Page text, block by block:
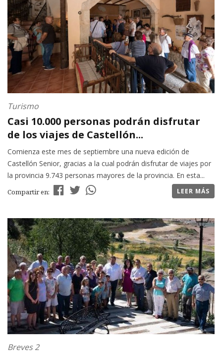
Turismo
Casi 10.000 personas podrán disfrutar
de los viajes de Castellón...
Comienza este mes de septiembre una nueva edición de
Castellón Senior, gracias a la cual podrán disfrutar de viajes por
la provincia 9.743 personas mayores de la provincia. En esta...
Compartir en: LEER MÁS
Breves 2